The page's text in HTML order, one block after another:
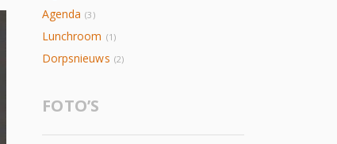
Agenda (3)
Lunchroom (1)
Dorpsnieuws (2)
FOTO’S